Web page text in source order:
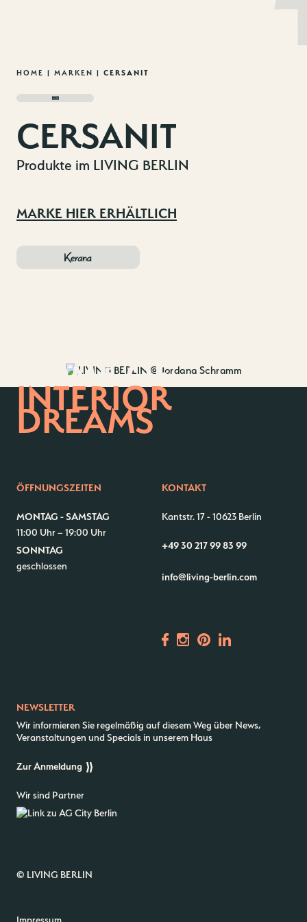
Zum
springen
Kontakt
Storeplan
Kantstr. 17 10623Berlin
HOME | MARKEN | CERSANIT
CERSANIT
Produkte im LIVING BERLIN
MARKE HIER ERHÄLTLICH
HOME OF
INTERIOR
DREAMS
ÖFFNUNGSZEITEN
MONTAG - SAMSTAG
11:00 Uhr – 19:00 Uhr
SONNTAG
geschlossen
KONTAKT
Kantstr. 17- 10623 Berlin
+49 30 217 99 83 99
info@living-berlin.com
NEWSLETTER
Wir informieren Sie regelmäßig auf diesem Weg über News,
Veranstaltungen und Specials in unserem Haus
Zur Anmeldung
Wir sind Partner
© LIVING BERLIN